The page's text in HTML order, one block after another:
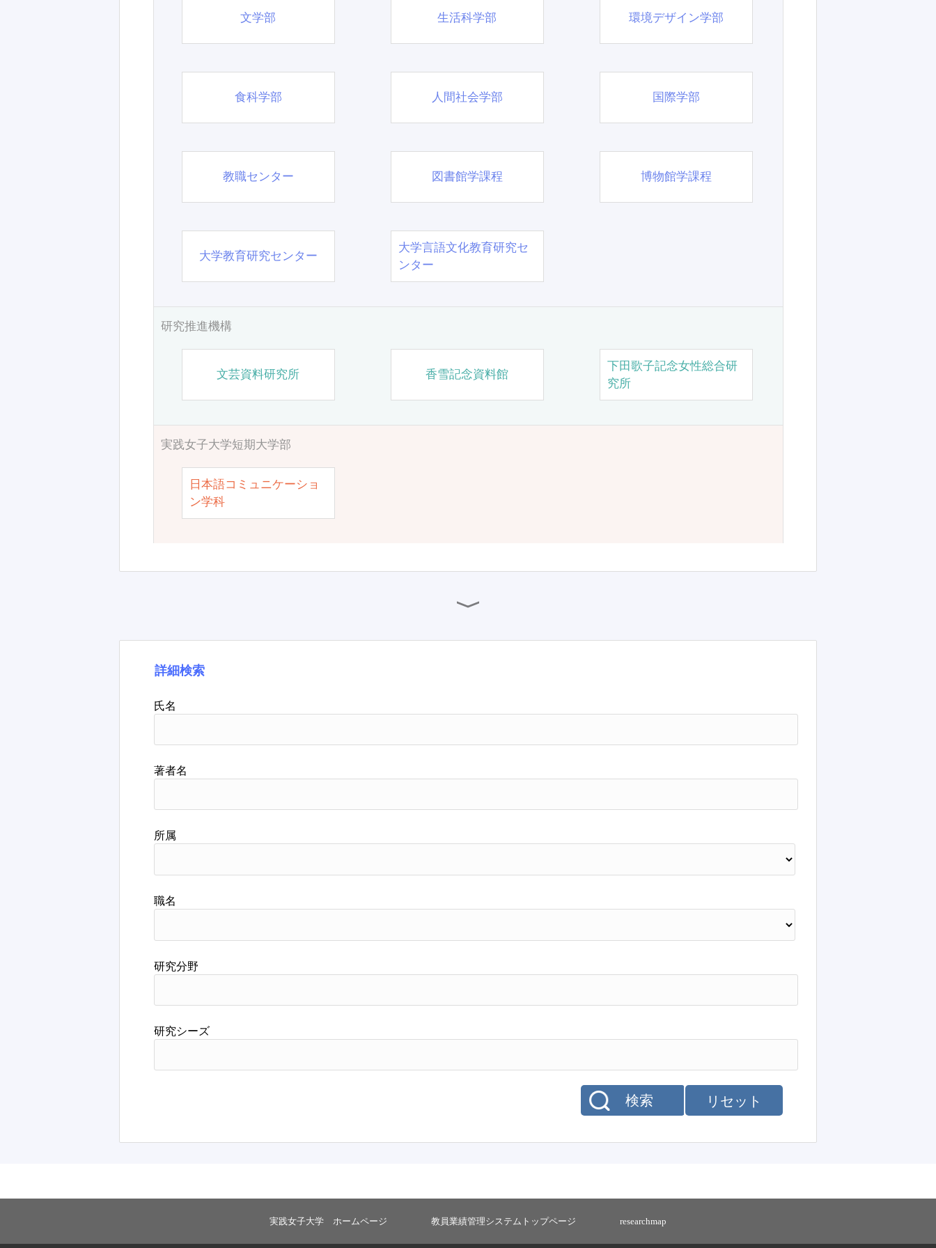
文学部 生活科学部 環境デザイン学部
食科学部 人間社会学部 国際学部
教職センター 図書館学課程 博物館学課程
大学教育研究センター
大学言語文化教育研究セ
ンター
研究推進機構
文芸資料研究所 香雪記念資料館
下田歌子記念女性総合研
究所
実践女子大学短期大学部
日本語コミュニケーショ
ン学科
詳細検索
氏名
著者名
所属
職名
研究分野
研究シーズ
リセット
検索
実践女子大学 ホームページ 教員業績管理システムトップページ researchmap